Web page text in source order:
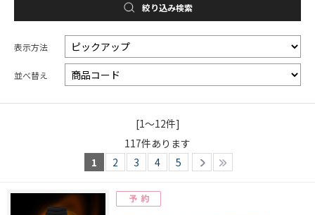
絞り込み検索
表示方法
並べ替え
[1～12件]
117件あります
1
2 3 4 5